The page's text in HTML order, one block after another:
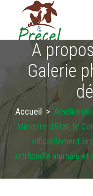
A
Galerie
Accueil >
Ministre d’Etat, le
officiellement
artificielle animale et